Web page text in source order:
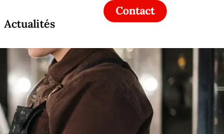
Actualités
Contact